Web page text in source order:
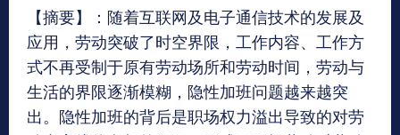
【摘要】：随着互联网及电子通信技术的发展及
应用，劳动突破了时空界限，工作内容、工作方
式不再受制于原有劳动场所和劳动时间，劳动与
生活的界限逐渐模糊，隐性加班问题越来越突
出。隐性加班的背后是职场权力溢出导致的对劳